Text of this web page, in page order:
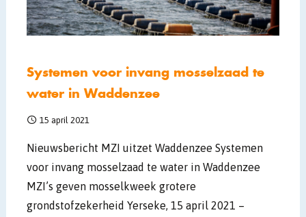
Systemen voor invang mosselzaad te
water in Waddenzee
15 april 2021
Nieuwsbericht MZI uitzet Waddenzee Systemen
voor invang mosselzaad te water in Waddenzee
MZI’s geven mosselkweek grotere
grondstofzekerheid Yerseke, 15 april 2021 –